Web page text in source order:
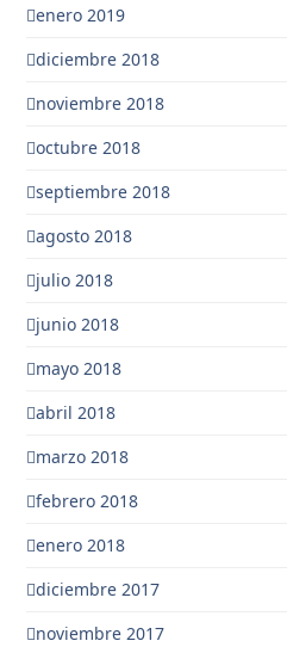
enero 2019
diciembre 2018
noviembre 2018
octubre 2018
septiembre 2018
agosto 2018
julio 2018
junio 2018
mayo 2018
abril 2018
marzo 2018
febrero 2018
enero 2018
diciembre 2017
noviembre 2017